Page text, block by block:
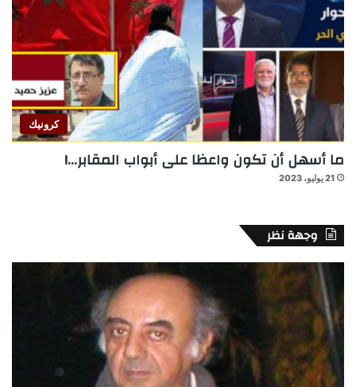
كرونيك
ما أسهل أن تكون واعظا على أبواب المقابر…!
21 يوليو، 2023
وجهة نظر